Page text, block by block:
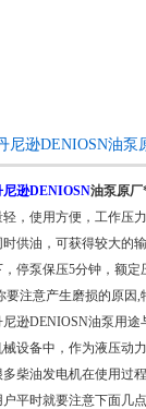
尼逊DENIOSN油
尼逊DENIOSN油泵原
轻，使用方便，工作压
时供油，可获得较大的
停泵保压5分钟，额定
要注意产生磨损的原因
尼逊DENIOSN油泵用
械设备中，作为液压动
多柴油发电机在使用过
户平时就要注意下面几